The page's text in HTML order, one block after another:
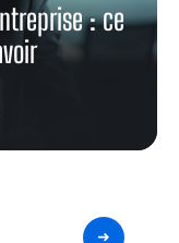
: ce